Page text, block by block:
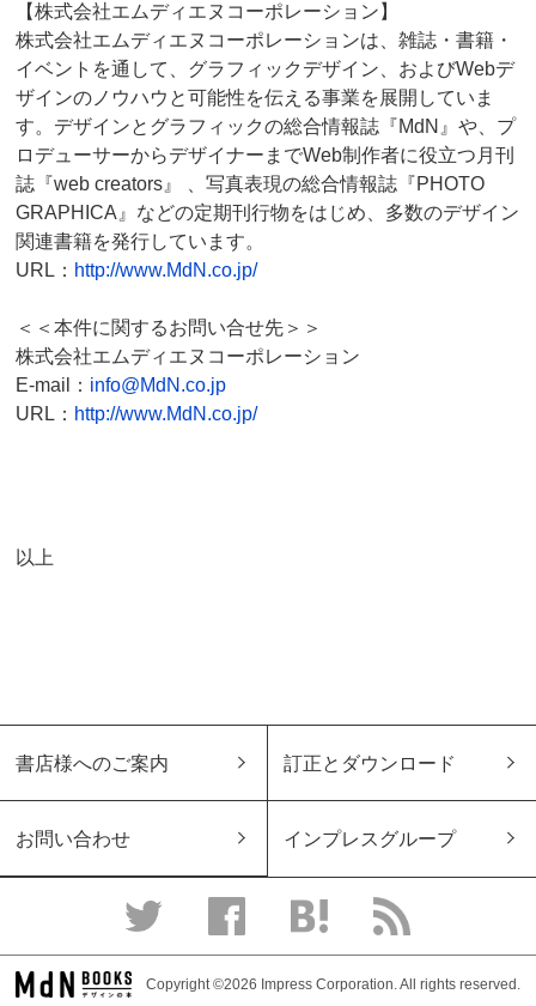
【株式会社エムディエヌコーポレーション】
株式会社エムディエヌコーポレーションは、雑誌・書籍・
イベントを通して、グラフィックデザイン、およびWebデ
ザインのノウハウと可能性を伝える事業を展開していま
す。デザインとグラフィックの総合情報誌『MdN』や、プ
ロデューサーからデザイナーまでWeb制作者に役立つ月刊
誌『web creators』 、写真表現の総合情報誌『PHOTO
GRAPHICA』などの定期刊行物をはじめ、多数のデザイン
関連書籍を発行しています。
URL： http://www.MdN.co.jp/
＜＜本件に関するお問い合せ先＞＞
株式会社エムディエヌコーポレーション
E-mail： info@MdN.co.jp
URL： http://www.MdN.co.jp/
以上
書店様へのご案内 訂正とダウンロード
お問い合わせ インプレスグループ
Copyright ©2026 Impress Corporation. All rights reserved.